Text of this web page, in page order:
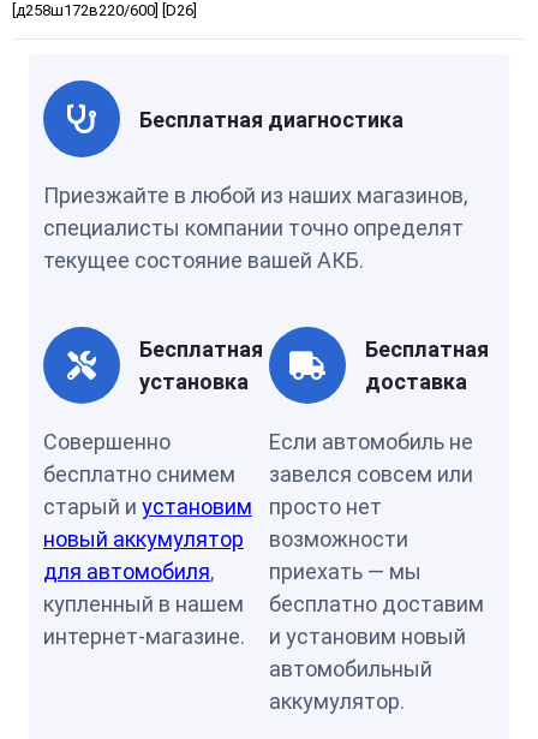
[д258ш172в220/600] [D26]
Бесплатная диагностика
Приезжайте в любой из наших магазинов,
специалисты компании точно определят
текущее состояние вашей АКБ.
Бесплатная
установка
Совершенно
бесплатно снимем
старый и установим
новый аккумулятор
для автомобиля,
купленный в нашем
интернет-магазине.
Бесплатная
доставка
Если автомобиль не
завелся совсем или
просто нет
возможности
приехать — мы
бесплатно доставим
и установим новый
автомобильный
аккумулятор.